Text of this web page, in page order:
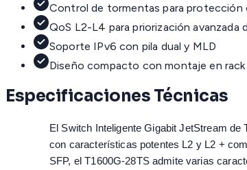
Control de tormentas para
QoS L2-L4 para priorización avanzada
Soporte IPv6 con pila dual y MLD
Diseño compacto con montaje en rack
Especificaciones Técnicas
El Switch Inteligente Gigabit JetStream
con características potentes L2 y L2 +
SFP, el T1600G-28TS admite varias